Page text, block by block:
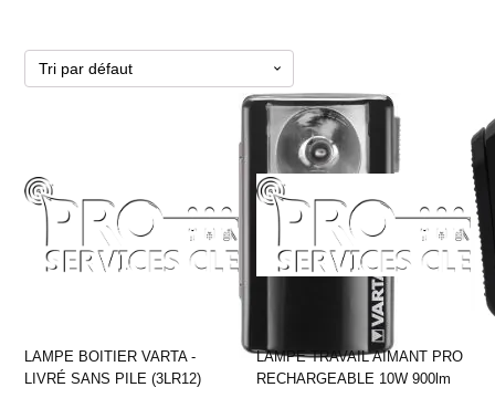
LAMPE BOITIER VARTA -
LIVRÉ SANS PILE (3LR12)
LAMPE TRAVAIL AIMANT PRO
RECHARGEABLE 10W 900lm